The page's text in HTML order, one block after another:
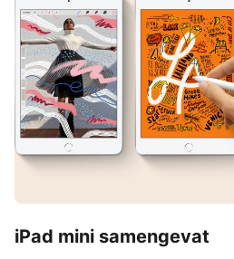
iPad mini samengevat